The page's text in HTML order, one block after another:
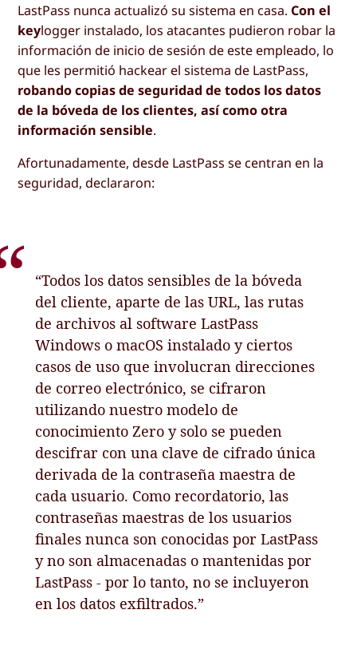
LastPass nunca actualizó su sistema en casa. Con el
keylogger instalado, los atacantes pudieron robar la
información de inicio de sesión de este empleado, lo
que les permitió hackear el sistema de LastPass,
robando copias de seguridad de todos los datos
de la bóveda de los clientes, así como otra
información sensible.
Afortunadamente, desde LastPass se centran en la
seguridad, declararon:
“Todos los datos sensibles de la bóveda
del cliente, aparte de las URL, las rutas
de archivos al software LastPass
Windows o macOS instalado y ciertos
casos de uso que involucran direcciones
de correo electrónico, se cifraron
utilizando nuestro modelo de
conocimiento Zero y solo se pueden
descifrar con una clave de cifrado única
derivada de la contraseña maestra de
cada usuario. Como recordatorio, las
contraseñas maestras de los usuarios
finales nunca son conocidas por LastPass
y no son almacenadas o mantenidas por
LastPass - por lo tanto, no se incluyeron
en los datos exfiltrados.”